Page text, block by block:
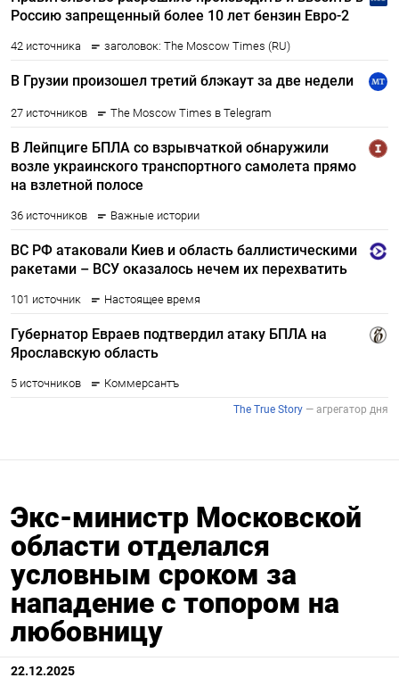
Экс-министр Московской
области отделался
условным сроком за
нападение с топором на
любовницу
22.12.2025